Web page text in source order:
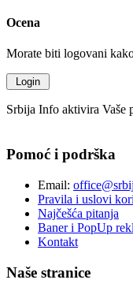
Ocena
Morate biti logovani
Srbija Info aktivira Vaše
Pomoć i podrška
Email:
Pravila i uslovi
Najčešća pitanja
Baner i PopUp
Kontakt
Naše stranice